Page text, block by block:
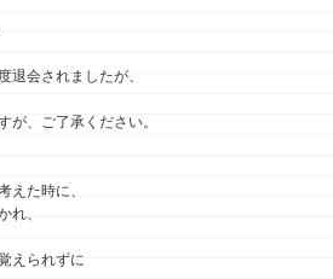
退会されましたが、
が、ご了承ください。
えた時に、
れ、
えられずに